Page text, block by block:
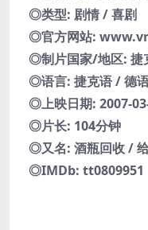
◎类型: 剧情 / 喜剧
◎官方网站:
◎制片国家/地区: 捷
◎语言: 捷克语 / 德
◎上映日期: 2007-
◎片长: 104分钟
◎又名: 酒瓶回收 /
◎IMDb: tt0809951